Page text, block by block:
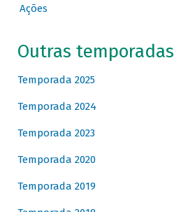
Ações
Outras temporadas
Temporada 2025
Temporada 2024
Temporada 2023
Temporada 2020
Temporada 2019